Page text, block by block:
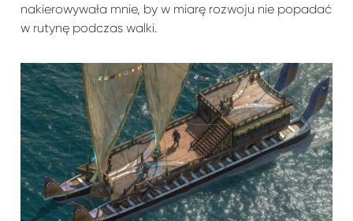
nakierowywała mnie, by w miarę rozwoju nie popadać
w rutynę podczas walki.